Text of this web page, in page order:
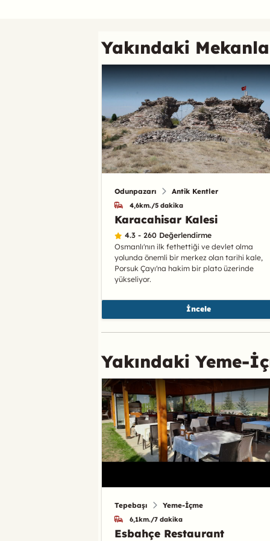
Yakındaki
Odunpazarı Antik Kentler
4,6km./5 dakika
Karacahisar Kalesi
4.3 - 260 Değerlendirme
Osmanlı'nın ilk fethettiği ve devlet olma
yolunda önemli bir merkez olan tarihi kale,
Porsuk Çayı'na hakim bir plato üzerinde
yükseliyor.
İncele
Yakındaki Yeme-
Tepebaşı Yeme-İçme
6,1km./7 dakika
Esbahçe Restaurant